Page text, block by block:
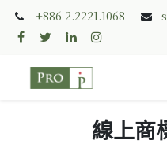
+886 2.2221.1068
線上商